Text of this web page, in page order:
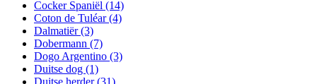
Cocker Spaniël (14)
Coton de Tuléar(4)
Dalmatiër(3)
Dobermann (7)
Dogo Argentino (3)
Duitse dog (1)
Duitse herder(31)